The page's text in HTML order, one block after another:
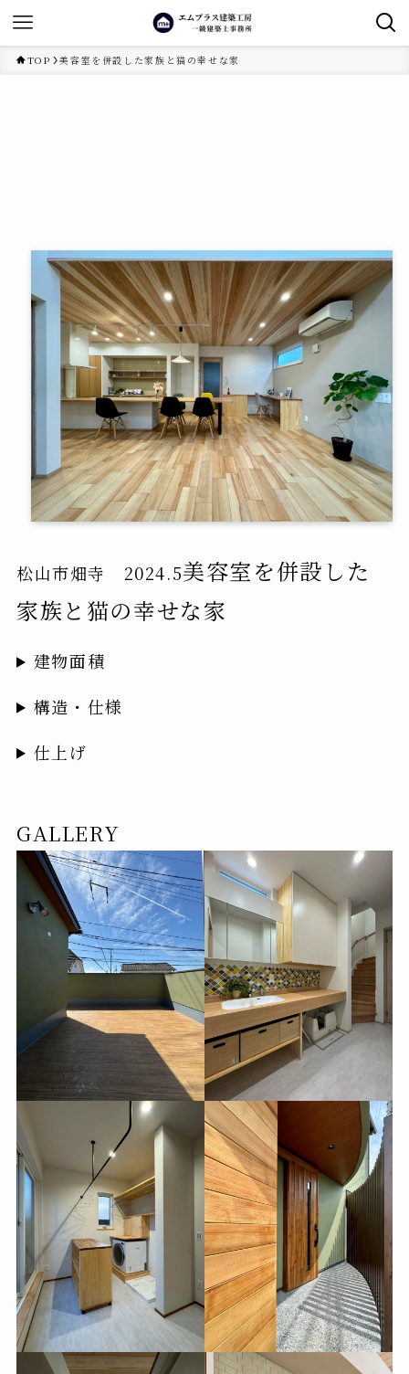
TOP 美容室を併設した家族と猫の幸せな家
松山市畑寺 2024.5美容室を併設した
家族と猫の幸せな家
建物面積
構造・仕様
仕上げ
GALLERY